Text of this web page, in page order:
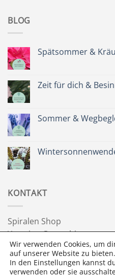
BLOG
Spätsommer &
Spätsommer
&
Zeit für dich &
Zeit
für
Sommer &
Sommer
&
KONTAKT
Spiralen Shop
Yasmine Gautschi
3095 Spiegel bei Bern
info@spiralen.ch
Wir verwenden Cookies, um
auf unserer Website zu bieten.
In den Einstellungen kannst
verwenden oder sie